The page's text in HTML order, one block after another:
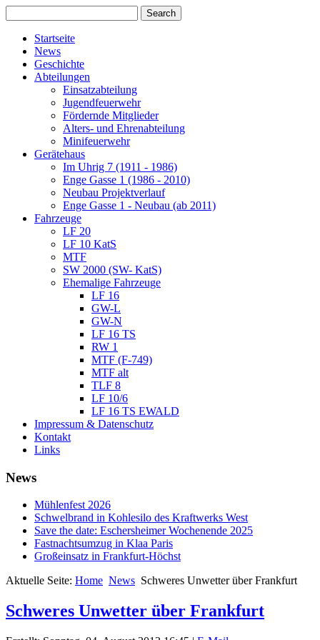
Startseite
News
Geschichte
Abteilungen
Einsatzabteilung
Jugendfeuerwehr
Fördernde Mitglieder
Alters- und Ehrenabteilung
Minifeuerwehr
Gerätehaus
Im Uhrig 7 (1911 - 1986)
Enge Gasse 1 (1986 - 2010)
Neubau Projektverlauf
Enge Gasse 1 - Neubau (ab 2011)
Fahrzeuge
LF 20
LF 10 KatS
MTF
SW 2000 (SW- KatS)
Ehemalige Fahrzeuge
LF 16
GW-L
GW-N
LF 16 TS
RW 1
MTF (F-749)
MTF alt
TLF 8
LF 10/6
LF 16 TS EWALD
Impressum & Datenschutz
Kontakt
Links
News
Mühlenfest 2026
Schwelbrand in Kohlesilo des Kraftwerks West
Save the date: Eschersheimer Wochenende 2025
Fastnachtsumzug in Klaa Paris
Großeinsatz in Frankfurt-Höchst
Aktuelle Seite: Home News Schweres Unwetter über Frankfurt
Schweres Unwetter über Frankfurt